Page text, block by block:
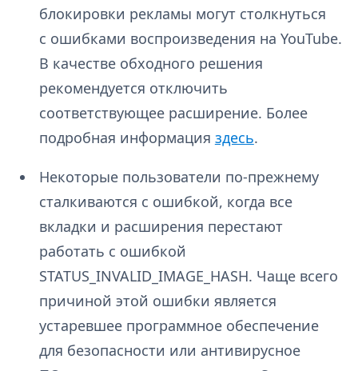
блокировки рекламы могут столкнуться
с ошибками воспроизведения на YouTube.
В качестве обходного решения
рекомендуется отключить
соответствующее расширение. Более
подробная информация здесь.
Некоторые пользователи по-прежнему
сталкиваются с ошибкой, когда все
вкладки и расширения перестают
работать с ошибкой
STATUS_INVALID_IMAGE_HASH. Чаще всего
причиной этой ошибки является
устаревшее программное обеспечение
для безопасности или антивирусное